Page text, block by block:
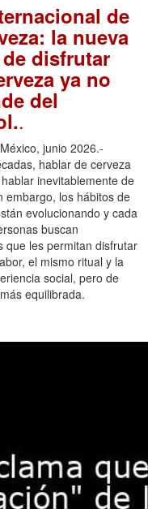
de
la nueva
disfrutar
ya no
del
.
junio 2026.-
hablar de cerveza
inevitablemente de
embargo, los hábitos de
evolucionando y cada
buscan
que les permitan disfrutar
el mismo ritual y la
social, pero de
equilibrada.